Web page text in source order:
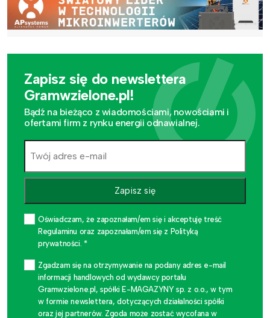
Zapisz się do newslettera
Gramwzielone.pl!
Bądź na bieżąco z wiadomościami, nowościami i
ofertami firm z rynku energii odnawialnej.
Zapisz się
Oświadczam, że zapoznałam/em się i akceptuję treść
Regulaminu oraz zapoznałam/em się z Polityką
prywatności. *
Zgadzam się na otrzymywanie na podany adres e-mail
informacji handlowych od wydawcy portalu
Gramwzielone.pl, spółki E-MAGAZYNY sp. z o.o., w tym
w formie newslettera, dotyczących działalności spółki
oraz jej partnerów. Zgoda może zostać wycofana w